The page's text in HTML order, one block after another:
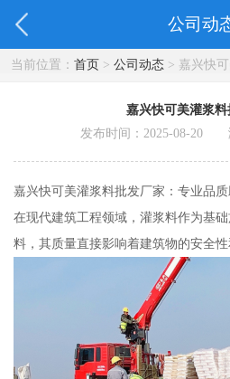
公司动
当前位置： 首页> 公司动态> 嘉兴快
嘉兴快可美灌浆
发布时间：2025-08-20
嘉兴快可美灌浆料批发厂家：专业品
在现代建筑工程领域，灌浆料作为基
料，其质量直接影响着建筑物的安全性